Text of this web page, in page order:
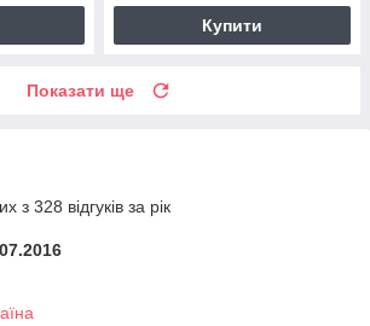
Купити
Показати ще
з 328 відгуків за рік